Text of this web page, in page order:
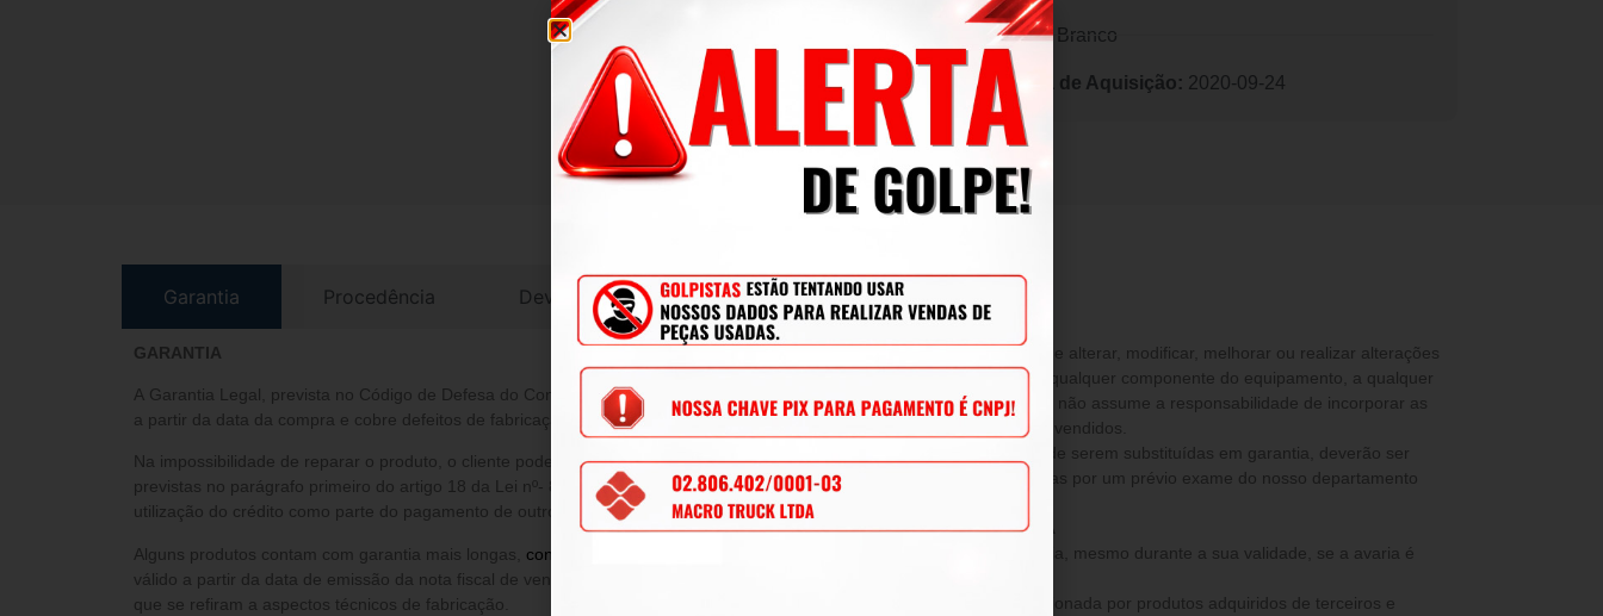
Cor: Branco
Data de Aquisição: 2020-09-24
Garantia Procedência Devoluções
GARANTIA
A Garantia Legal, prevista no Código de Defesa do Consumidor, é de 90 (noventa) dias
a partir da data da compra e cobre defeitos de fabricação e vícios do produto adquirido.
Na impossibilidade de reparar o produto, o cliente poderá escolher dentre as opções
previstas no parágrafo primeiro do artigo 18 da Lei nº- 8.078/1990, ou, ainda, a
utilização do crédito como parte do pagamento de outro produto de valor superior.
Alguns produtos contam com garantia mais longas, consulte nossos vendedores
válido a partir da data de emissão da nota fiscal de venda e cobre eventuais defeitos
que se refiram a aspectos técnicos de fabricação.
2.3 A reserva-se o direito de alterar, modificar, melhorar ou realizar alterações
que julgar necessário, em qualquer componente do equipamento, a qualquer
tempo, sem aviso prévio, e não assume a responsabilidade de incorporar as
alterações nos produtos já vendidos.
2.4 Todas as peças, a fim de serem substituídas em garantia, deverão ser
condicionalmente analisadas por um prévio exame do nosso departamento
DA PERDA DE GARANTIA
Decorre a perda de garantia, mesmo durante a sua validade, se a avaria é
3.1 Incompatibilidade ocasionada por produtos adquiridos de terceiros e